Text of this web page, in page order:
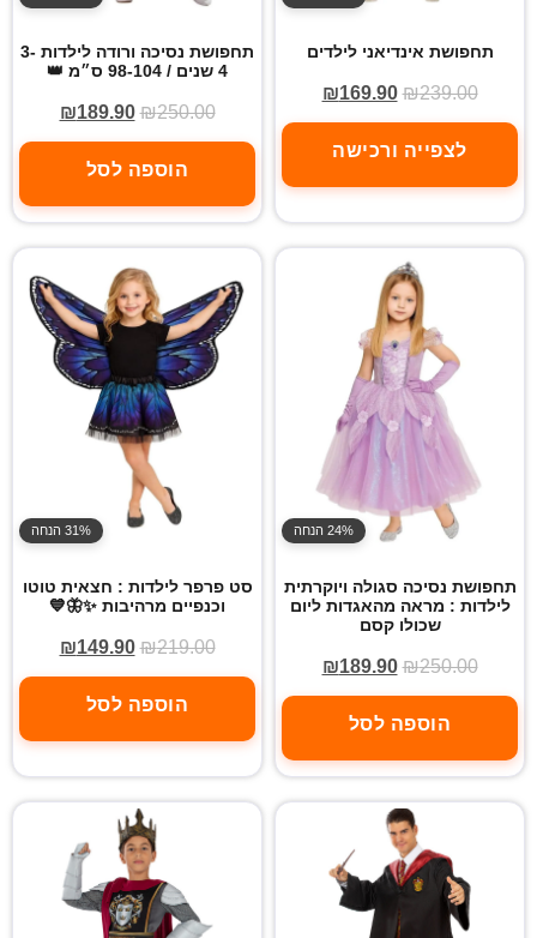
תחפושת אינדיאני לילדים
₪239.00
₪169.90
לצפייה ורכישה
תחפושת נסיכה ורודה לילדות 3-
4 שנים / 98-104 ס״מ 👑
₪250.00
₪189.90
הוספה לסל
24% הנחה
תחפושת נסיכה סגולה ויוקרתית
לילדות : מראה מהאגדות ליום
שכולו קסם
₪250.00
₪189.90
הוספה לסל
31% הנחה
סט פרפר לילדות : חצאית טוטו
וכנפיים מרהיבות ✨🦋💙
₪219.00
₪149.90
הוספה לסל